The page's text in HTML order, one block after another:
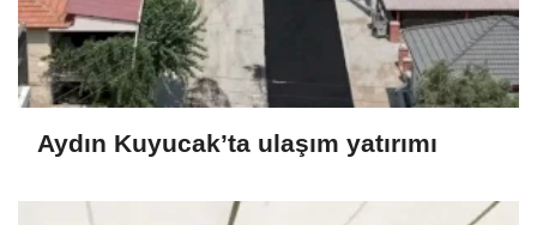
Aydın Kuyucak’ta ulaşım yatırımı